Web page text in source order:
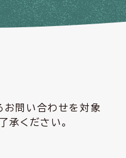
お問い合わせを対象
承ください。